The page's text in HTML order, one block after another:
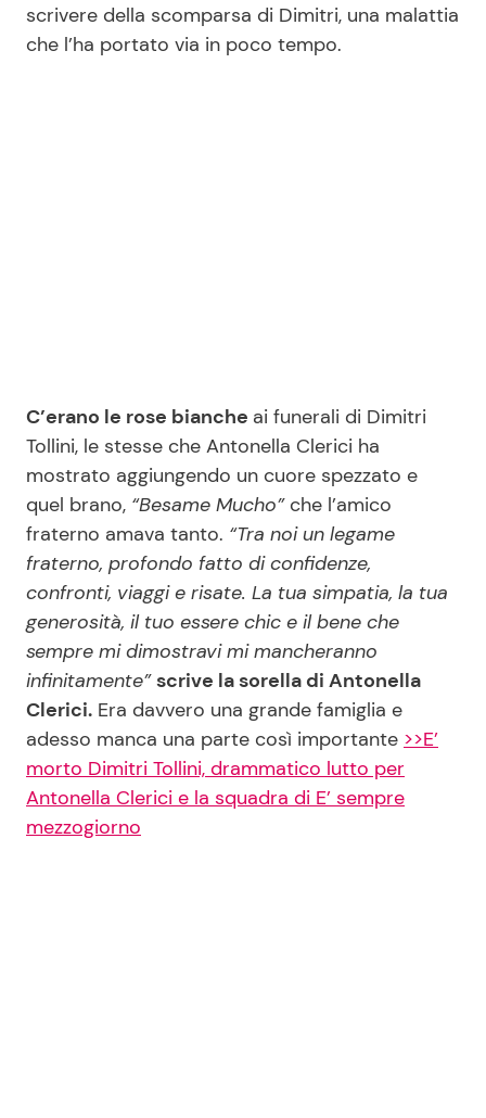
Festività Ricette per Bambini
Contattaci
Pubblicità
Privacy Policy
scrivere della scomparsa di Dimitri, una malattia
che l’ha portato via in poco tempo.
C’erano le rose bianche ai funerali di Dimitri
Tollini, le stesse che Antonella Clerici ha
mostrato aggiungendo un cuore spezzato e
quel brano, “Besame Mucho”che l’amico
fraterno amava tanto. “Tra noi un legame
fraterno, profondo fatto di confidenze,
confronti, viaggi e risate. La tua simpatia, la tua
generosità, il tuo essere chic e il bene che
sempre mi dimostravi mi mancheranno
infinitamente”scrive la sorella di Antonella
Clerici. Era davvero una grande famiglia e
adesso manca una parte così importante >>E’
morto Dimitri Tollini, drammatico lutto per
Antonella Clerici e la squadra di E’ sempre
mezzogiorno